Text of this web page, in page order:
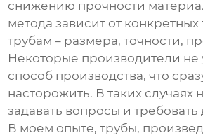
снижению прочности
метода зависит от
трубам – размера, точности,
Некоторые производители не
способ производства, что
насторожить. В таких случаях
задавать вопросы и
В моем опыте, трубы,